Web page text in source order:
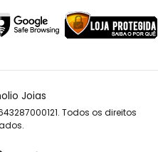
Joias
Todos os direitos